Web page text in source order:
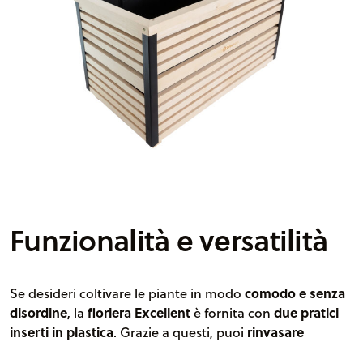
Funzionalità e versatilità
Se desideri coltivare le piante in modo comodo e senza
disordine, la fioriera Excellentè fornita con due pratici
inserti in plastica. Grazie a questi, puoi rinvasare